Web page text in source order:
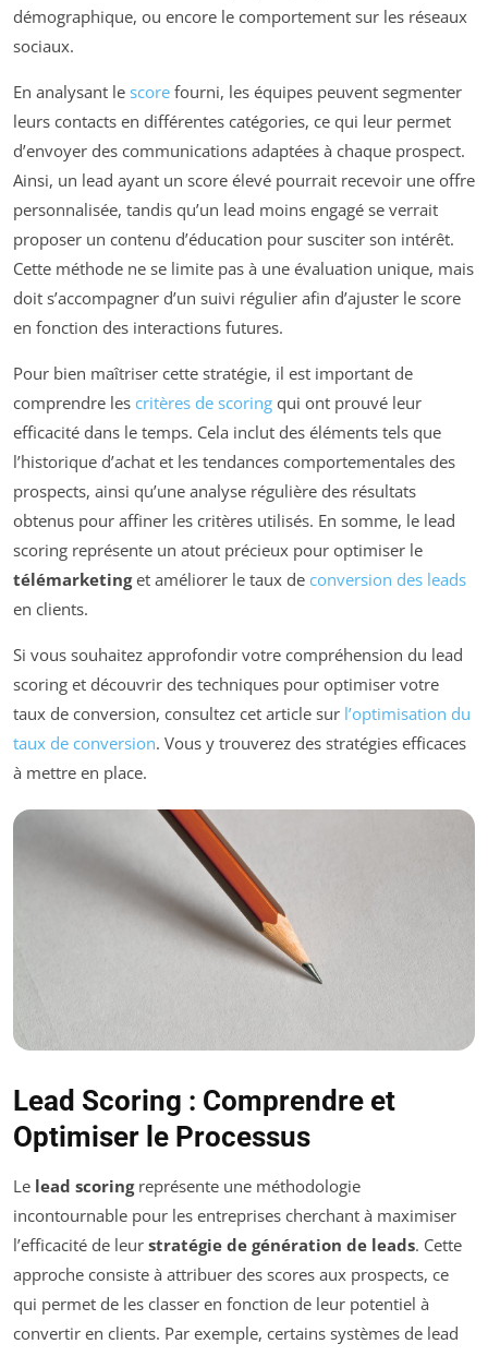
démographique, ou encore le comportement sur les réseaux
sociaux.
En analysant le score fourni, les équipes peuvent segmenter
leurs contacts en différentes catégories, ce qui leur permet
d’envoyer des communications adaptées à chaque prospect.
Ainsi, un lead ayant un score élevé pourrait recevoir une offre
personnalisée, tandis qu’un lead moins engagé se verrait
proposer un contenu d’éducation pour susciter son intérêt.
Cette méthode ne se limite pas à une évaluation unique, mais
doit s’accompagner d’un suivi régulier afin d’ajuster le score
en fonction des interactions futures.
Pour bien maîtriser cette stratégie, il est important de
comprendre les critères de scoring qui ont prouvé leur
efficacité dans le temps. Cela inclut des éléments tels que
l’historique d’achat et les tendances comportementales des
prospects, ainsi qu’une analyse régulière des résultats
obtenus pour affiner les critères utilisés. En somme, le lead
scoring représente un atout précieux pour optimiser le
télémarketinget améliorer le taux de conversion des leads
en clients.
Si vous souhaitez approfondir votre compréhension du lead
scoring et découvrir des techniques pour optimiser votre
taux de conversion, consultez cet article sur l’optimisation du
taux de conversion. Vous y trouverez des stratégies efficaces
à mettre en place.
Lead Scoring : Comprendre et
Optimiser le Processus
Le lead scoringreprésente une méthodologie
incontournable pour les entreprises cherchant à maximiser
l’efficacité de leur stratégie de génération de leads. Cette
approche consiste à attribuer des scores aux prospects, ce
qui permet de les classer en fonction de leur potentiel à
convertir en clients. Par exemple, certains systèmes de lead